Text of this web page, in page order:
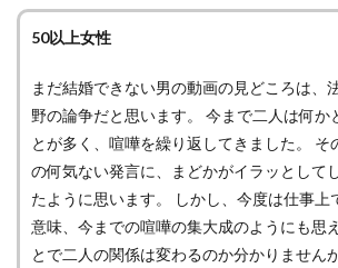
50以上女性
まだ結婚できない男の動画の見どころは、
野の論争だと思います。 今まで二人は何か
とが多く、喧嘩を繰り返してきました。 そ
の何気ない発言に、まどかがイラッとして
たように思います。 しかし、今度は仕事上
意味、今までの喧嘩の集大成のようにも思
とで二人の関係は変わるのか分かりません